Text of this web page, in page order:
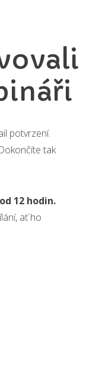
potvrzení.
tak
12 hodin.
ať ho